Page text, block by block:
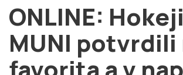
# Brno
# volby
login PŘIHLÁSIT SE
ONLINE:
MUNI